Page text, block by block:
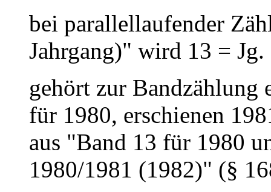
bei parallellaufender
Jahrgang)" wird 13 = Jg.
gehört zur Bandzählung
für 1980, erschienen
aus "Band 13 für 1980
1980/1981 (1982)" (§